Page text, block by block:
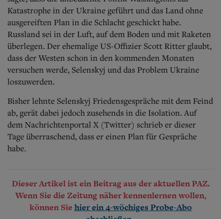
Katastrophe in der Ukraine geführt und das Land ohne
ausgereiften Plan in die Schlacht geschickt habe.
Russland sei in der Luft, auf dem Boden und mit Raketen
überlegen. Der ehemalige US-Offizier Scott Ritter glaubt,
dass der Westen schon in den kommenden Monaten
versuchen werde, Selenskyj und das Problem Ukraine
loszuwerden.
Bisher lehnte Selenskyj Friedensgespräche mit dem Feind
ab, gerät dabei jedoch zusehends in die Isolation. Auf
dem Nachrichtenportal X (Twitter) schrieb er dieser
Tage überraschend, dass er einen Plan für Gespräche
habe.
Dieser Artikel ist ein Beitrag aus der aktuellen PAZ.
Wenn Sie die Zeitung näher kennenlernen wollen,
können Sie hier ein 4-wöchiges Probe-Abo